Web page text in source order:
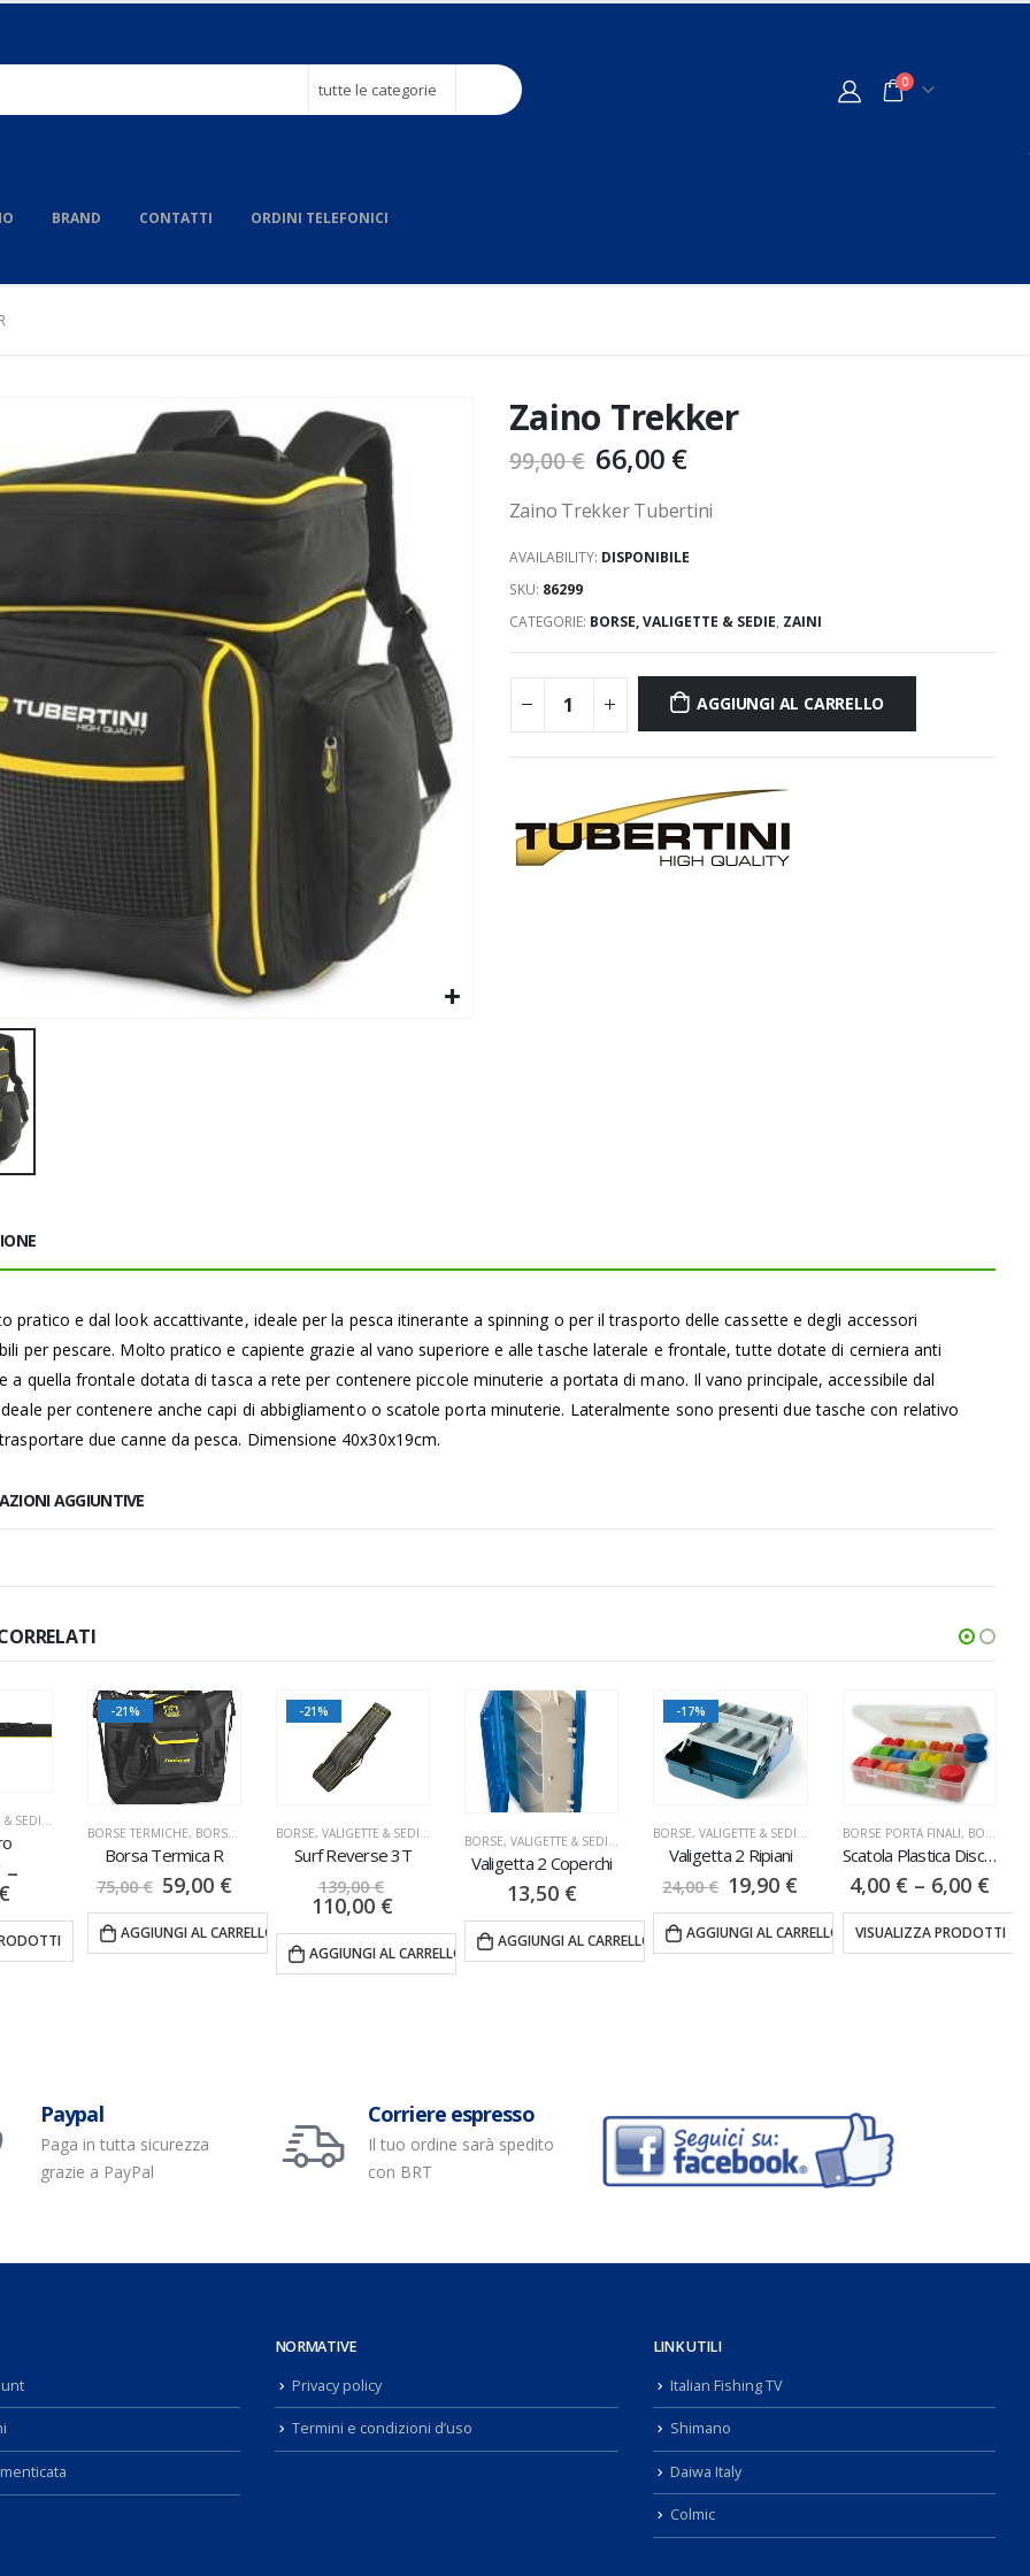
tutte le categorie 0
BRAND CONTATTI ORDINI TELEFONICI
Zaino Trekker
99,00€ 66,00 €
Zaino Trekker Tubertini
AVAILABILITY: DISPONIBILE
SKU: 86299
CATEGORIE: BORSE, VALIGETTE & SEDIE, ZAINI
AGGIUNGI AL CARRELLO
pratico e dal look accattivante, ideale per la pesca itinerante a spinning o per il trasporto delle cassette e degli accessori
per pescare. Molto pratico e capiente grazie al vano superiore e alle tasche laterale e frontale, tutte dotate di cerniera anti
a quella frontale dotata di tasca a rete per contenere piccole minuterie a portata di mano. Il vano principale, accessibile dal
per contenere anche capi di abbigliamento o scatole porta minuterie. Lateralmente sono presenti due tasche con relativo
due canne da pesca. Dimensione 40x30x19cm.
AGGIUNTIVE
BORSE, VALIGETTE & SEDIE,
–
€
-21%
BORSE TERMICHE, BORSE, VALIGETTE & SEDIE
Borsa Termica R
75,00€ 59,00 €
AGGIUNGI AL CARRELLO
-21%
BORSE, VALIGETTE & SEDIE, FODERI PORTA CANNE
Surf Reverse 3T
139,00€
110,00 €
AGGIUNGI AL CARRELLO
VALIGETTE
Valigetta 2 Coperchi
13,50 €
AGGIUNGI AL CARRELLO
-17%
BORSE, VALIGETTE & SEDIE, VALIGETTE
Valigetta 2 Ripiani
24,00€ 19,90 €
AGGIUNGI AL CARRELLO
BORSE PORTA FINALI, BORSE, VALIGETTE & SEDIE
Scatola Plastica Dischi Avvolgilenza
4,00 €– 6,00 €
VISUALIZZA PRODOTTI
Paypal
Paga in tutta sicurezza
grazie a PayPal
Corriere espresso
Il tuo ordine sarà spedito
con BRT
NORMATIVE
Privacy policy
Termini e condizioni d’uso
LINK UTILI
Italian Fishing TV
Shimano
Daiwa Italy
Colmic